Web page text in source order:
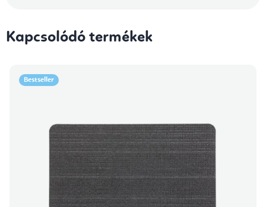
Kapcsolódó termékek
Bestseller